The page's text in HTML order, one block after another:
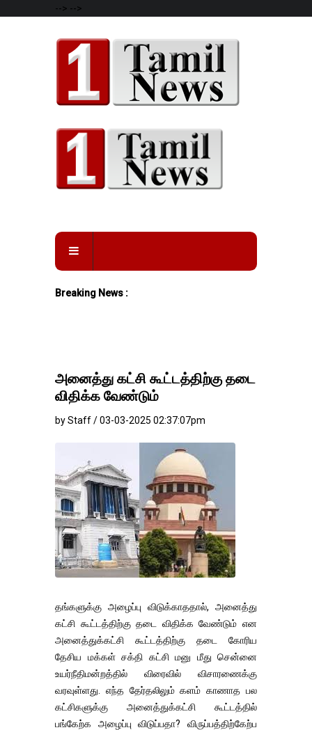
--> -->
Breaking News :
அனைத்து கட்சி கூட்டத்திற்கு தடை
விதிக்க வேண்டும்
by Staff / 03-03-2025 02:37:07pm
தங்களுக்கு அழைப்பு விடுக்காததால், அனைத்து
கட்சி கூட்டத்திற்கு தடை விதிக்க வேண்டும் என
அனைத்துக்கட்சி கூட்டத்திற்கு தடை கோரிய
தேசிய மக்கள் சக்தி கட்சி மனு மீது சென்னை
உயர்நீதிமன்றத்தில் விரைவில் விசாரணைக்கு
வரவுள்ளது. எந்த தேர்தலிலும் களம் காணாத பல
கட்சிகளுக்கு அனைத்துக்கட்சி கூட்டத்தில்
பங்கேற்க அழைப்பு விடுப்பதா? விருப்பத்திற்கேற்ப